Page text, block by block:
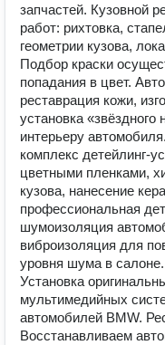
запчастей. Кузовной
работ: рихтовка,
геометрии кузова,
Подбор краски
попадания в цвет.
реставрация кожи,
установка
интерьеру
комплекс
цветными пленками,
кузова, нанесение
профессиональная
шумоизоляция
виброизоляция для
уровня шума в
Установка
мультимедийных
автомобилей BMW.
Восстанавливаем